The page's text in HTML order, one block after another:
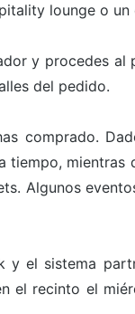
lounge o
y procedes al
del pedido.
comprado.
mientras
Algunos
el sistema
el recinto el